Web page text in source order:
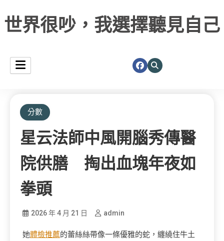
世界很吵，我選擇聽見自己
分數
星云法師中風開腦秀傳醫
院供膳 掏出血塊年夜如
拳頭
2026 年 4 月 21 日 admin
她體檢推薦的蕾絲絲帶像一條優雅的蛇，纏繞住牛土